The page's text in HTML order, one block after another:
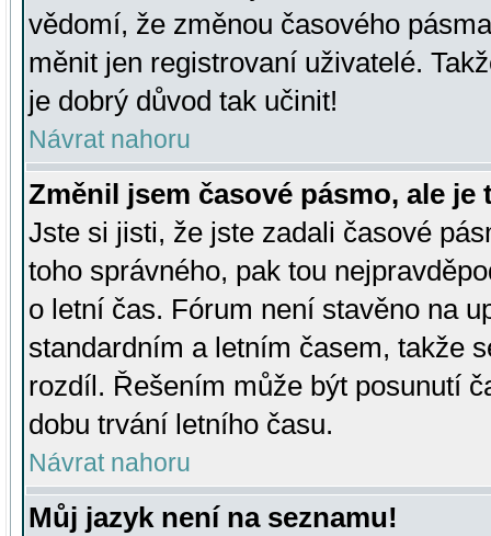
vědomí, že změnou časového
měnit jen registrovaní uživatelé.
je dobrý důvod tak učinit!
Návrat nahoru
Změnil jsem časové pásmo, ale je
Jste si jisti, že jste zadali časové
toho správného, pak tou
o letní čas. Fórum není stavěno na
standardním a letním časem, takže
rozdíl. Řešením může být posunutí
dobu trvání letního času.
Návrat nahoru
Můj jazyk není na seznamu!